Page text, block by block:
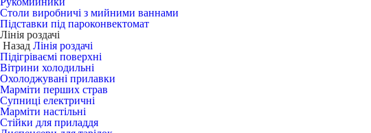
Столи виробничі з мийними ваннами
Підставки під пароконвектомат
Лінія роздачі
Назад Лінія роздачі
Підігріваємі поверхні
Вітрини холодильні
Охолоджувані прилавки
Марміти перших страв
Супниці електричні
Марміти настільні
Стійки для приладдя